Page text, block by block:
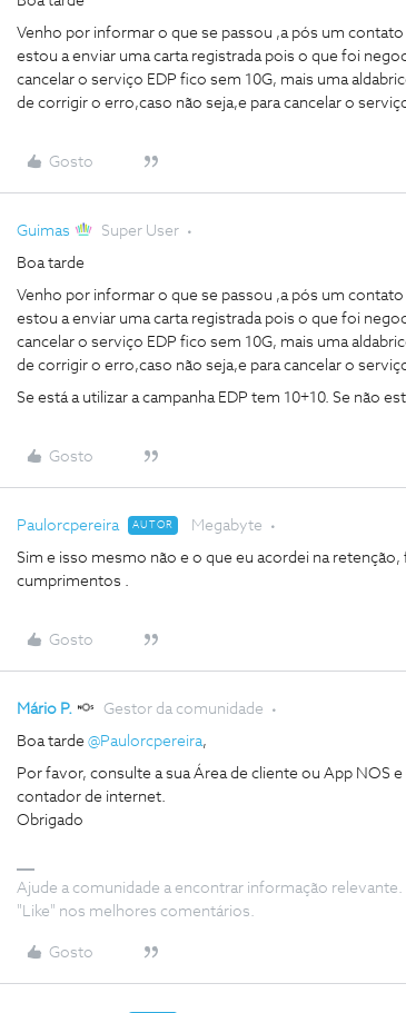
Venho por informar o que se passou ,a pós um
estou a enviar uma carta registrada pois o que foi
cancelar o serviço EDP fico sem 10G, mais uma
de corrigir o erro,caso não seja,e para cancelar o
Gosto
Guimas Super User
Boa tarde
Venho por informar o que se passou ,a pós um
estou a enviar uma carta registrada pois o que foi
cancelar o serviço EDP fico sem 10G, mais uma
de corrigir o erro,caso não seja,e para cancelar o
Se está a utilizar a campanha EDP tem 10+10. Se não
Gosto
Paulorcpereira AUTOR Megabyte
Sim e isso mesmo não e o que eu acordei na
cumprimentos .
Gosto
Mário P. Gestor da comunidade
Boa tarde @Paulorcpereira,
Por favor, consulte a sua Área de cliente ou App NOS
contador de internet.
Obrigado
Ajude a comunidade a encontrar informação
"Like" nos melhores comentários.
Gosto